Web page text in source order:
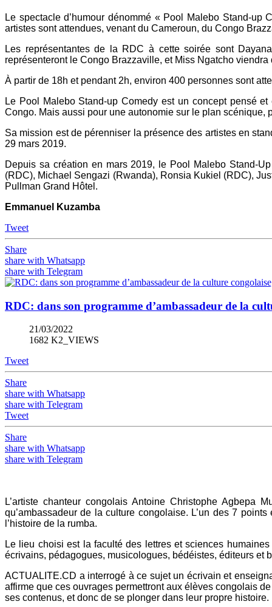
Le spectacle d’humour dénommé « Pool Malebo Stand-
artistes sont attendues, venant du Cameroun, du Congo
Les représentantes de la RDC à cette soirée sont
représenteront le Congo Brazzaville, et Miss Ngatcho
À partir de 18h et pendant 2h, environ 400 personnes sont
Le Pool Malebo Stand-up Comedy est un concept pensé
Congo. Mais aussi pour une autonomie sur le plan scénique,
Sa mission est de pérenniser la présence des artistes en
29 mars 2019.
Depuis sa création en mars 2019, le Pool Malebo Stand-
(RDC), Michael Sengazi (Rwanda), Ronsia Kukiel (RDC),
Pullman Grand Hôtel.
Emmanuel Kuzamba
Tweet
Share
share with Whatsapp
share with Telegram
RDC: dans son programme d’ambassadeur de la
21/03/2022
1682 K2_VIEWS
Tweet
Share
share with Whatsapp
share with Telegram
Tweet
Share
share with Whatsapp
share with Telegram
L’artiste chanteur congolais Antoine Christophe
qu’ambassadeur de la culture congolaise. L’un des 7
l’histoire de la rumba.
Le lieu choisi est la faculté des lettres et sciences
écrivains, pédagogues, musicologues, bédéistes, éditeurs et
ACTUALITE.CD a interrogé à ce sujet un écrivain et
affirme que ces ouvrages permettront aux élèves congolais
ses contenus, et donc de se plonger dans leur propre histoire.